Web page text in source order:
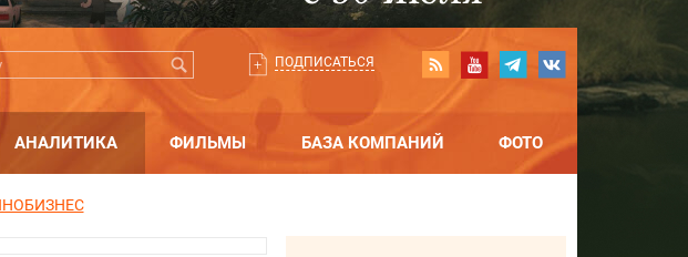
ПОДПИСАТЬСЯ
АНАЛИТИКА ФИЛЬМЫ БАЗА КОМПАНИЙ ФОТО